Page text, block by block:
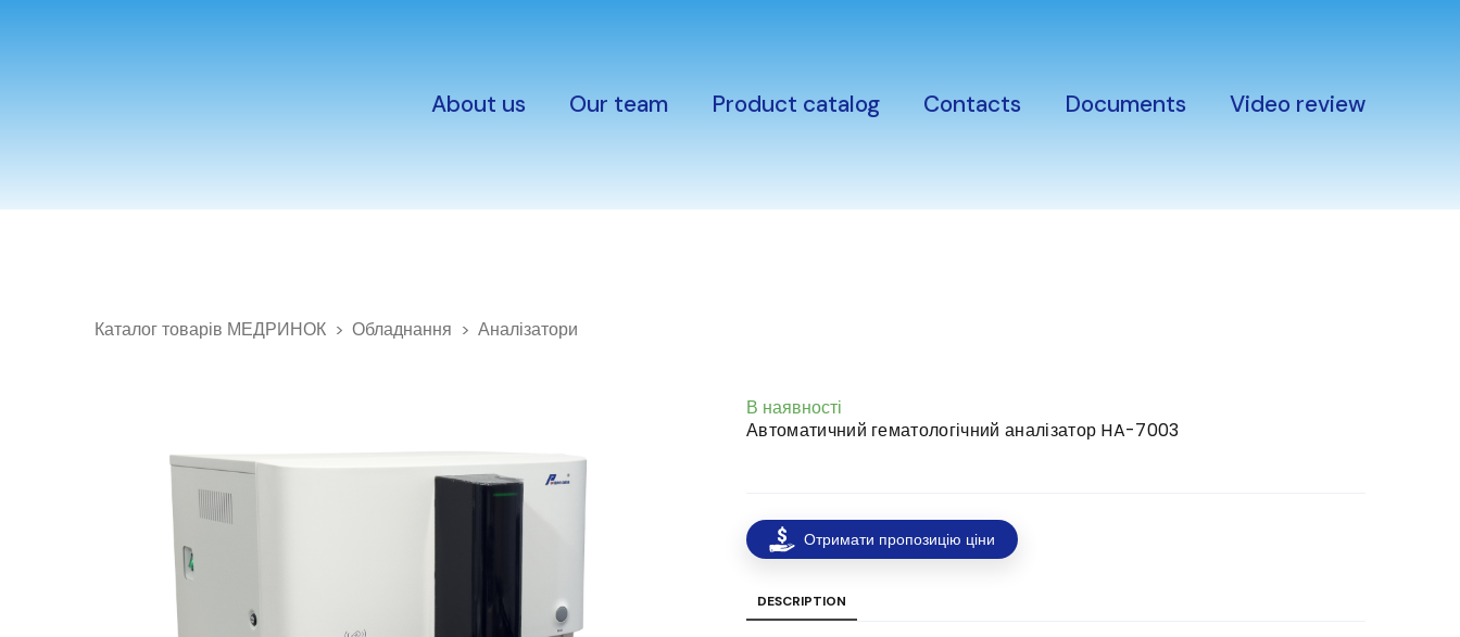
About us Our team Product catalog Contacts Documents Video review
Каталог товарів МЕДРИНОК Обладнання Аналізатори
В наявності
Автоматичний гематологічний аналізатор HA-7003
Отримати пропозицію ціни
DESCRIPTION